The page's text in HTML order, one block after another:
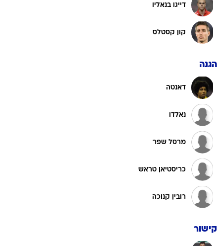
דייגו בנאליו
קון קסטלס
הגנה
דאנטה
נאלדו
מרסל שפר
כריסטיאן טראש
רובין קנוכה
קישור